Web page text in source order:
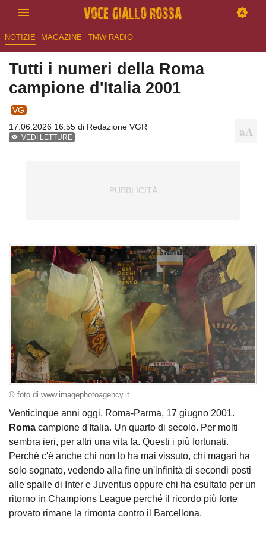
NOTIZIE MAGAZINE TMW RADIO
Tutti i numeri della Roma
campione d'Italia 2001
VG
17.06.2026 16:55 di Redazione VGR
VEDI LETTURE
© foto di www.imagephotoagency.it
Venticinque anni oggi. Roma-Parma, 17 giugno 2001.
Roma campione d'Italia. Un quarto di secolo. Per molti
sembra ieri, per altri una vita fa. Questi i più fortunati.
Perché c'è anche chi non lo ha mai vissuto, chi magari ha
solo sognato, vedendo alla fine un'infinità di secondi posti
alle spalle di Inter e Juventus oppure chi ha esultato per un
ritorno in Champions League perché il ricordo più forte
provato rimane la rimonta contro il Barcellona.